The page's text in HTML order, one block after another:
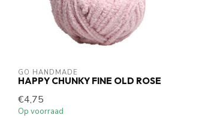
GO HANDMADE
HAPPY CHUNKY FINE OLD ROSE
€4,75
Op voorraad